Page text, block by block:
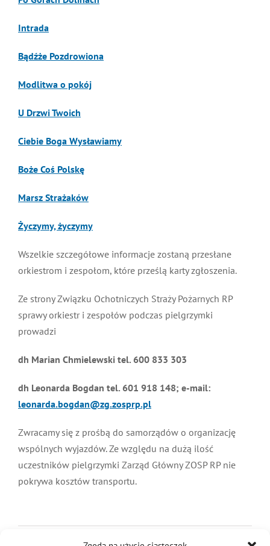
Intrada
Bądźże Pozdrowiona
Modlitwa o pokój
U Drzwi Twoich
Ciebie Boga Wysławiamy
Boże Coś Polskę
Marsz Strażaków
Życzymy, życzymy
Wszelkie szczegółowe informacje zostaną przesłane
orkiestrom i zespołom, które prześlą karty zgłoszenia.
Ze strony Związku Ochotniczych Straży Pożarnych RP
sprawy orkiestr i zespołów podczas pielgrzymki
prowadzi
dh Marian Chmielewski tel. 600 833 303
dh Leonarda Bogdan tel. 601 918 148; e-mail:
leonarda.bogdan@zg.zosprp.pl
Zwracamy się z prośbą do samorządów o organizację
wspólnych wyjazdów. Ze względu na dużą ilość
uczestników pielgrzymki Zarząd Główny ZOSP RP nie
pokrywa kosztów transportu.